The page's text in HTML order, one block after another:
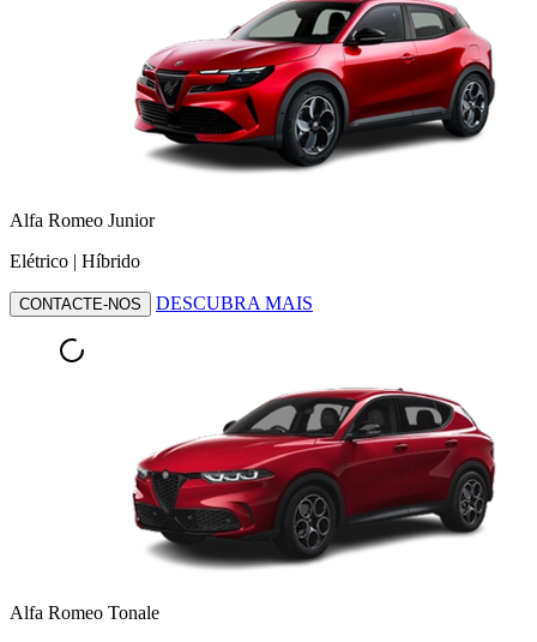
Alfa Romeo Junior
Elétrico | Híbrido
CONTACTE-NOS DESCUBRA MAIS
Alfa Romeo Tonale